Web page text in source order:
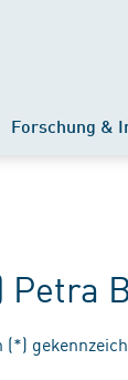
Forschung &
Petra